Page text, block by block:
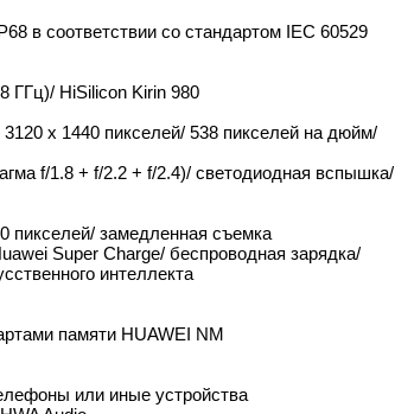
в соответствии со стандартом IEC 60529
ГГц)/ HiSilicon Kirin 980
x 1440 пикселей/ 538 пикселей на дюйм/
f/1.8 + f/2.2 + f/2.4)/ светодиодная вспышка/
пикселей/ замедленная съемка
Super Charge/ беспроводная зарядка/
интеллекта
памяти HUAWEI NM
или иные устройства